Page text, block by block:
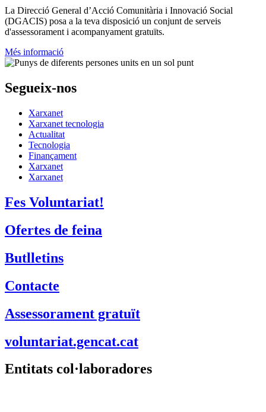
La Direcció General d’Acció Comunitària i Innovació Social
(DGACIS) posa a la teva disposició un conjunt de serveis
d'assessorament i acompanyament gratuïts.
Més informació
Segueix-nos
Xarxanet
Xarxanet tecnologia
Actualitat
Tecnologia
Finançament
Xarxanet
Xarxanet
Fes Voluntariat!
Ofertes de feina
Butlletins
Contacte
Assessorament gratuït
voluntariat.gencat.cat
Entitats col·laboradores